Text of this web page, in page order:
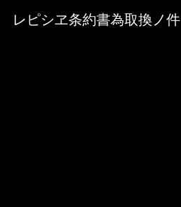
Media Viewer
レピシヱ条約書為取換ノ件